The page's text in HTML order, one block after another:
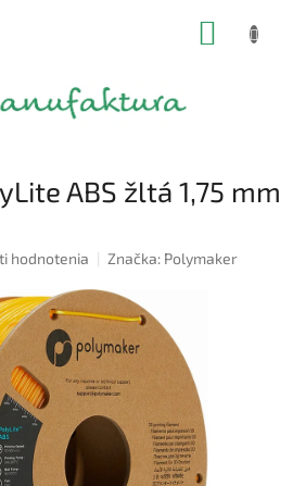
ABS žltá 1,75 mm
hodnotenia Značka: Polymaker